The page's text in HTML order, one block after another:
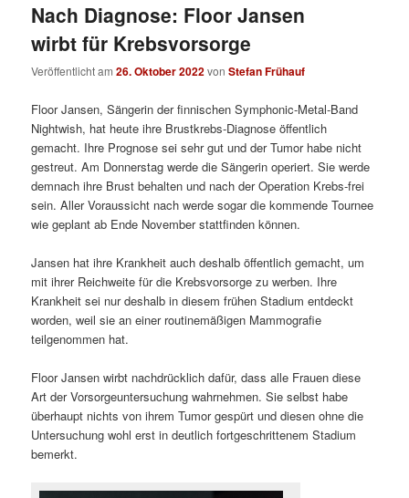
Nach Diagnose: Floor Jansen
wirbt für Krebsvorsorge
Veröffentlicht am26. Oktober 2022vonStefan Frühauf
Floor Jansen, Sängerin der finnischen Symphonic-Metal-Band
Nightwish, hat heute ihre Brustkrebs-Diagnose öffentlich
gemacht. Ihre Prognose sei sehr gut und der Tumor habe nicht
gestreut. Am Donnerstag werde die Sängerin operiert. Sie werde
demnach ihre Brust behalten und nach der Operation Krebs-frei
sein. Aller Voraussicht nach werde sogar die kommende Tournee
wie geplant ab Ende November stattfinden können.
Jansen hat ihre Krankheit auch deshalb öffentlich gemacht, um
mit ihrer Reichweite für die Krebsvorsorge zu werben. Ihre
Krankheit sei nur deshalb in diesem frühen Stadium entdeckt
worden, weil sie an einer routinemäßigen Mammografie
teilgenommen hat.
Floor Jansen wirbt nachdrücklich dafür, dass alle Frauen diese
Art der Vorsorgeuntersuchung wahrnehmen. Sie selbst habe
überhaupt nichts von ihrem Tumor gespürt und diesen ohne die
Untersuchung wohl erst in deutlich fortgeschrittenem Stadium
bemerkt.